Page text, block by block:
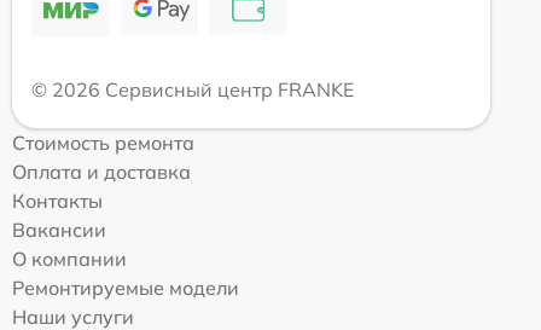
© 2026 Сервисный центр FRANKE
Стоимость ремонта
Оплата и доставка
Контакты
Вакансии
О компании
Ремонтируемые модели
Наши услуги